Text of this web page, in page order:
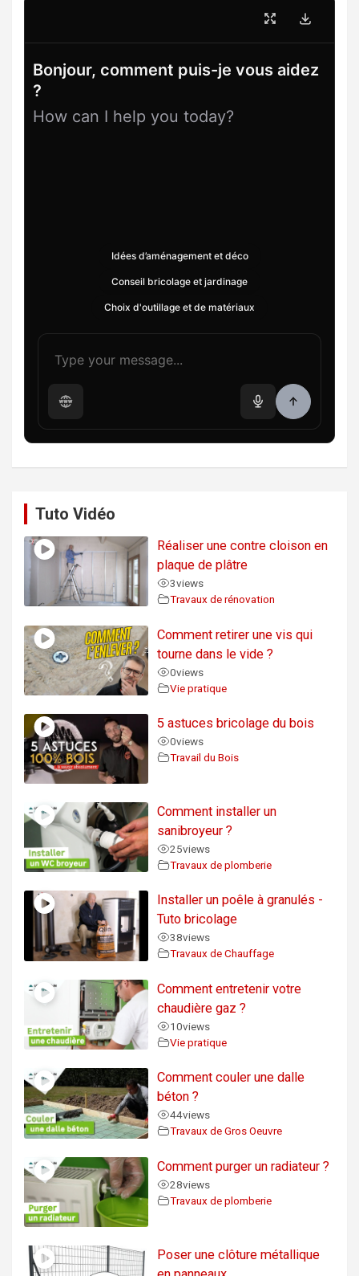
Bonjour, comment puis-je vous aidez
?
How can I help you today?
Idées d’aménagement et déco
Conseil bricolage et jardinage
Choix d'outillage et de matériaux
Tuto Vidéo
Réaliser une contre cloison en
plaque de plâtre
3views
Travaux de rénovation
Comment retirer une vis qui
tourne dans le vide ?
0views
Vie pratique
5 astuces bricolage du bois
0views
Travail du Bois
Comment installer un
sanibroyeur ?
25views
Travaux de plomberie
Installer un poêle à granulés -
Tuto bricolage
38views
Travaux de Chauffage
Comment entretenir votre
chaudière gaz ?
10views
Vie pratique
Comment couler une dalle
béton ?
44views
Travaux de Gros Oeuvre
Comment purger un radiateur ?
28views
Travaux de plomberie
Poser une clôture métallique